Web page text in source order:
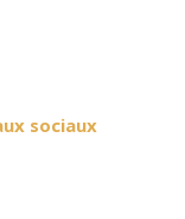
sociaux